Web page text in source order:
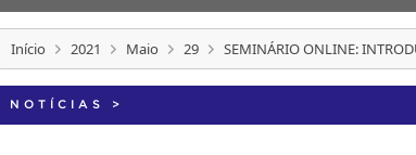
Início 2021 Maio 29 SEMINÁRIO ONLINE:
NOTÍCIAS >